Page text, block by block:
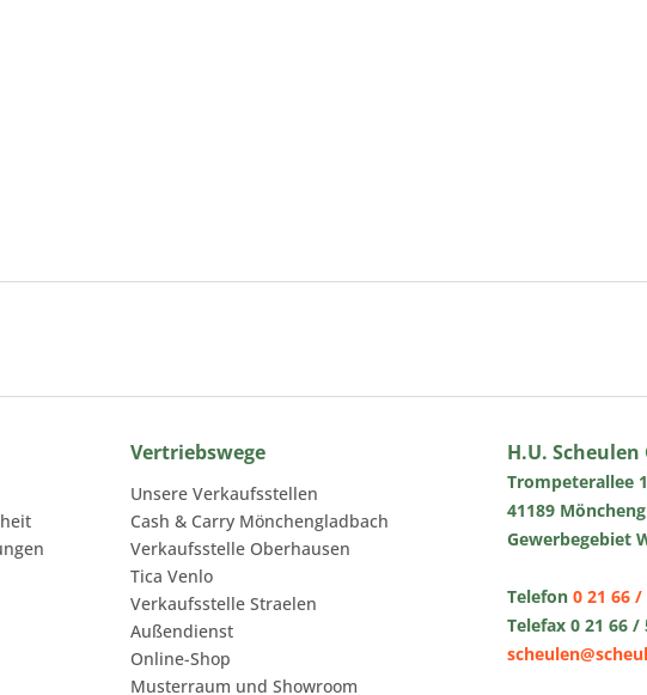
Vertriebswege
Unsere Verkaufsstellen
Cash & Carry Mönchengladbach
Verkaufsstelle Oberhausen
Tica Venlo
Verkaufsstelle Straelen
Außendienst
Online-Shop
Musterraum und Showroom
H.U. Scheulen
Trompeterallee
41189
Gewerbegebiet
Telefon 0 21 66 /
Telefax 0 21 66 /